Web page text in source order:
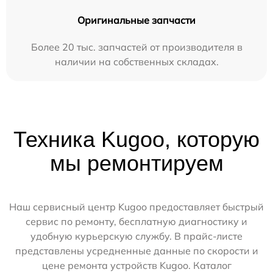
Оригинальные запчасти
Более 20 тыс. запчастей от производителя в
наличии на собственных складах.
Техника Kugoo, которую
мы ремонтируем
Наш сервисный центр Kugoo предоставляет быстрый
сервис по ремонту, бесплатную диагностику и
удобную курьерскую службу. В прайс-листе
представлены усредненные данные по скорости и
цене ремонта устройств Kugoo. Каталог